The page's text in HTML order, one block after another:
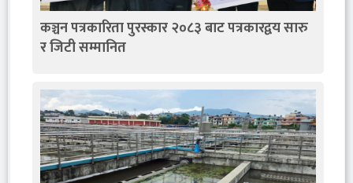
कञ्चन पत्रकारिता पुरस्कार २०८३ बाट पत्रकारद्वय सारु
र जिटी सम्मानित